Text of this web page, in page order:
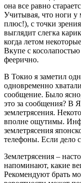
она все равно
Учитывая, что ноги у
плюс!), с точки
выглядит слегка
когда летом
Вкупе с
феерично.
В Токио я заметил
одновременно
сообщение. Было
это за сообщения? В
землетрясения.
вполне ощутимы.
землетрясения
телефоны. Если дело
Землетрясения –
напоминают, какие
Рекомендуют брать